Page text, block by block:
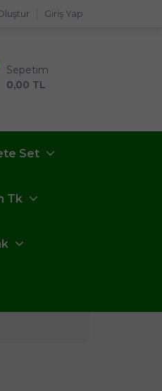
Giriş Yap
Sepetim
0,00 TL
Set
Tk